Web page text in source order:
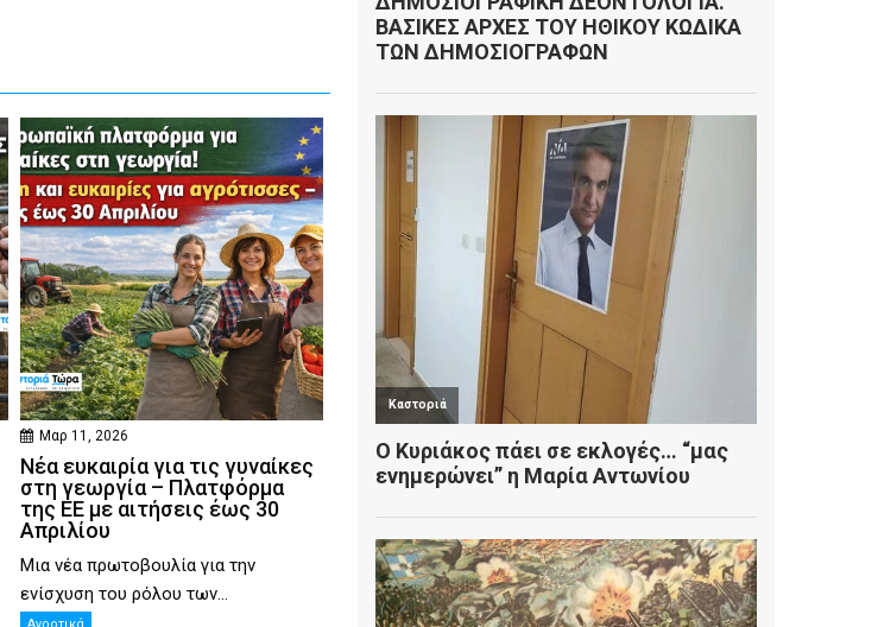
Μαρ 11, 2026
Νέα ευκαιρία για τις γυναίκες
στη γεωργία – Πλατφόρμα
της ΕΕ με αιτήσεις έως 30
Απριλίου
Μια νέα πρωτοβουλία για την
ενίσχυση του ρόλου των...